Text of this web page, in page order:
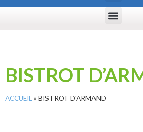
BISTROT
ACCUEIL » BISTROT D'ARMAND